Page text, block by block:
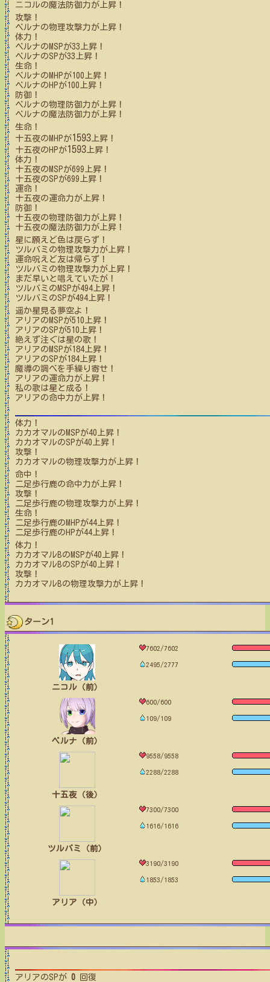
ニコルの魔法防御力が上昇！
攻撃！
ベルナの物理攻撃力が上昇！
体力！
ベルナのMSPが33 上昇！
ベルナのSPが33 上昇！
生命！
ベルナのMHPが100 上昇！
ベルナのHPが100 上昇！
防御！
ベルナの物理防御力が上昇！
ベルナの魔法防御力が上昇！
生命！
十五夜のMHPが1593上昇！
十五夜のHPが1593上昇！
体力！
十五夜のMSPが699 上昇！
十五夜のSPが699 上昇！
運命！
十五夜の運命力が上昇！
防御！
十五夜の物理防御力が上昇！
十五夜の魔法防御力が上昇！
星に願えど色は戻らず！
ツルバミ の物理攻撃力が上昇！
運命呪えど友は帰らず！
ツルバミ の物理攻撃力が上昇！
まだ早いと唱えていたが！
ツルバミ のMSPが494上昇！
ツルバミ のSPが494上昇！
遥か星見る夢空よ！
アリアのMSPが510 上昇！
アリアのSPが510 上昇！
絶えず注ぐは星の歌！
アリアのMSPが184上昇！
アリアのSPが184上昇！
魔導の調べを手繰り寄せ！
アリアの運命力が上昇！
私の歌は星と成る！
アリアの命中力が上昇！
体力！
カカオマルのMSPが40 上昇！
カカオマルのSPが40 上昇！
攻撃！
カカオマルの物理攻撃力が上昇！
命中！
二足歩行鹿の命中力が上昇！
攻撃！
二足歩行鹿の物理攻撃力が上昇！
生命！
二足歩行鹿のMHPが44上昇！
二足歩行鹿のHPが44上昇！
体力！
カカオマルBのMSPが40 上昇！
カカオマルBのSPが40 上昇！
攻撃！
カカオマルBの物理攻撃力が上昇！
ターン1
ニコル（前）
7602/7602
2495/2777
ベルナ（前）
600/600
109/109
十五夜（後）
9558/9558
2288/2288
ツルバミ（前）
7300/7300
1616/1616
アリア（中）
3190/3190
1853/1853
アリアのSPが 0 回復